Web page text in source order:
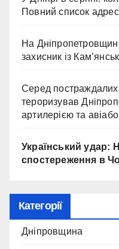
Повний список адрес
На
захисник із
Серед постраждалих
тероризував
артилерією та
Український удар:
спостереження в
Категорії
Дніпровщина